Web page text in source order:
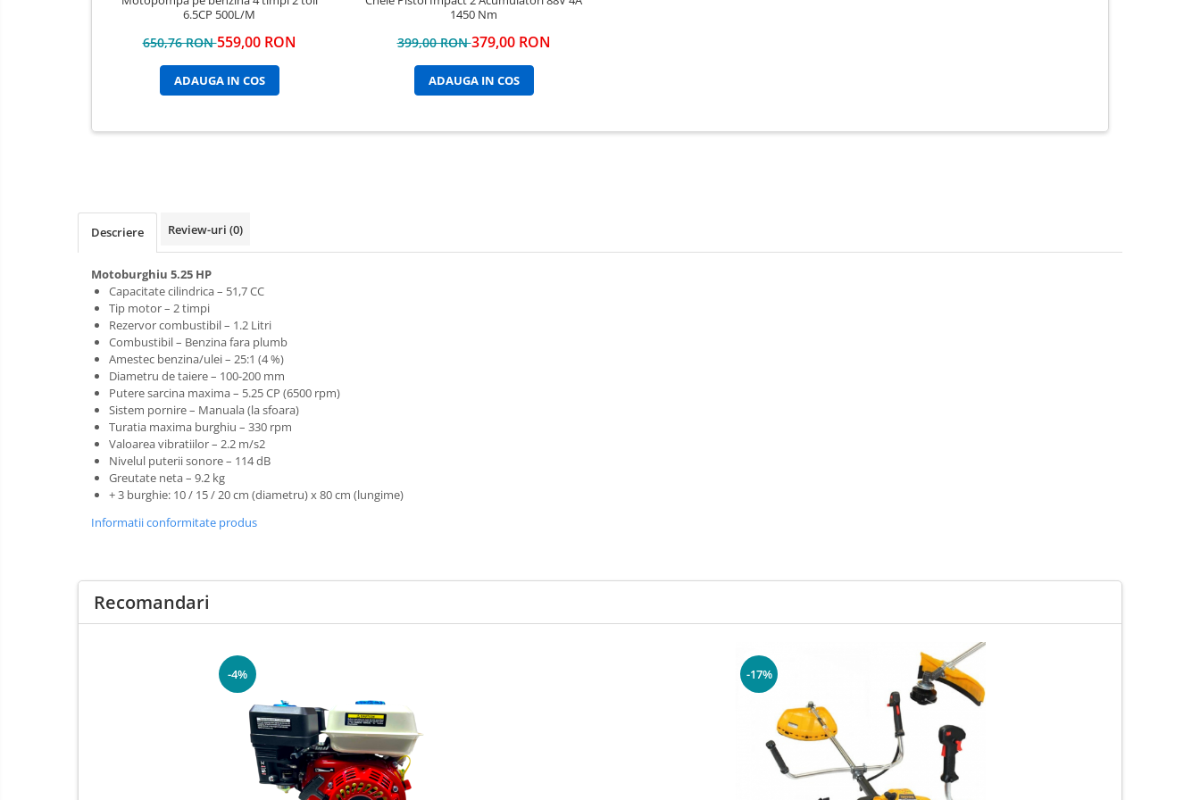
6.5CP 500L/M
650,76 RON559,00 RON
ADAUGA IN COS
1450 Nm
399,00 RON379,00 RON
ADAUGA IN COS
Descriere Review-uri (0)
Motoburghiu 5.25 HP
Capacitate cilindrica – 51,7 CC
Tip motor – 2 timpi
Rezervor combustibil – 1.2 Litri
Combustibil – Benzina fara plumb
Amestec benzina/ulei – 25:1 (4 %)
Diametru de taiere – 100-200 mm
Putere sarcina maxima – 5.25 CP (6500 rpm)
Sistem pornire – Manuala (la sfoara)
Turatia maxima burghiu – 330 rpm
Valoarea vibratiilor – 2.2 m/s2
Nivelul puterii sonore – 114 dB
Greutate neta – 9.2 kg
+ 3 burghie: 10 / 15 / 20 cm (diametru) x 80 cm (lungime)
Informatii conformitate produs
Recomandari
-4% -17%